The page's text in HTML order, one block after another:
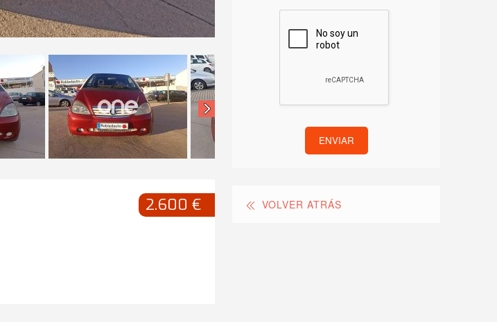
2.600 €
ENVIAR
VOLVER ATRÁS